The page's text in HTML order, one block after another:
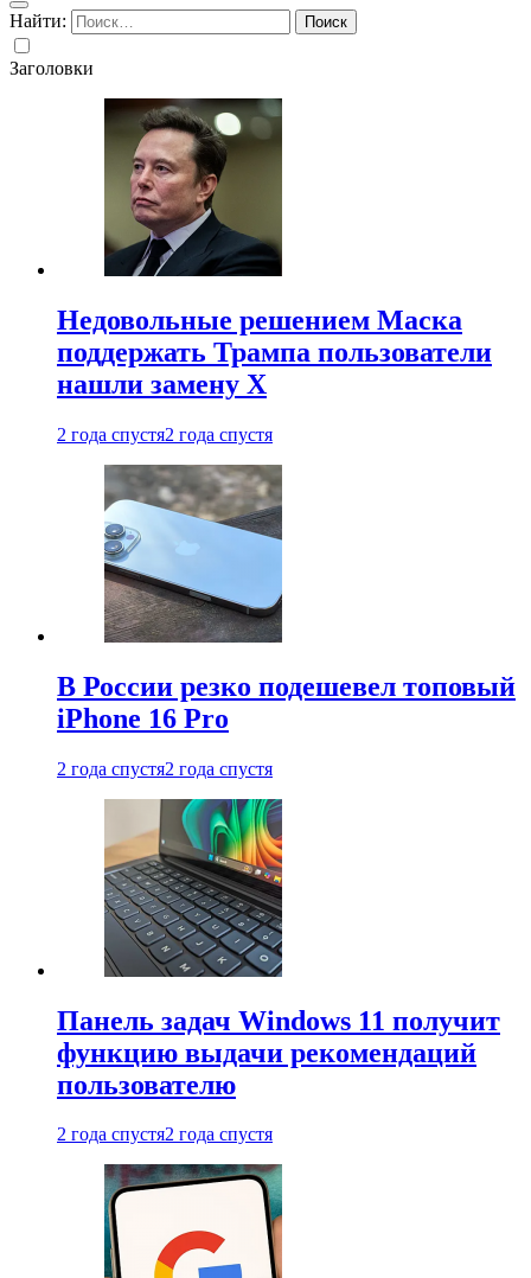
Найти:
Заголовки
Недовольные решением Маска
поддержать Трампа пользователи
нашли замену X
2 года спустя2 года спустя
В России резко подешевел топовый
iPhone 16 Pro
2 года спустя2 года спустя
Панель задач Windows 11 получит
функцию выдачи рекомендаций
пользователю
2 года спустя2 года спустя